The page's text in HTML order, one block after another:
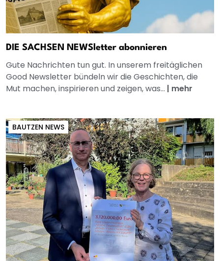
DIE SACHSEN NEWSletter abonnieren
Gute Nachrichten tun gut. In unserem freitäglichen
Good Newsletter bündeln wir die Geschichten, die
Mut machen, inspirieren und zeigen, was... | mehr
BAUTZEN NEWS